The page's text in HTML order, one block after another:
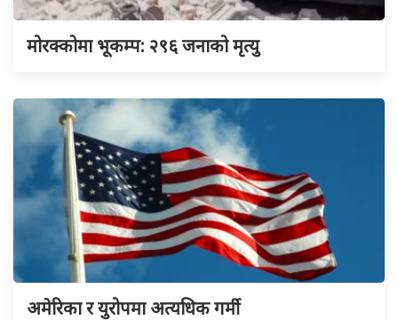
मोरक्कोमा भूकम्प: २९६ जनाको मृत्यु
अमेरिका र युरोपमा अत्यधिक गर्मी